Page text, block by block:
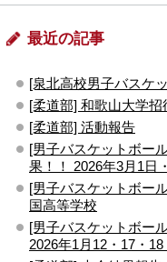
最近の記事
[泉北高校男子バスケ
[柔道部] 和歌山大学招
[柔道部] 活動報告
[男子バスケットボー
果！！ 2026年3月1日
[男子バスケットボー
国高等学校
[男子バスケットボー
2026年1月12・17・18